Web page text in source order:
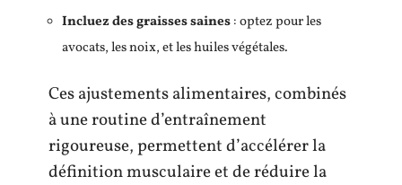
Incluez des graisses saines: optez pour les
avocats, les noix, et les huiles végétales.
Ces ajustements alimentaires, combinés
à une routine d’entraînement
rigoureuse, permettent d’accélérer la
définition musculaire et de réduire la